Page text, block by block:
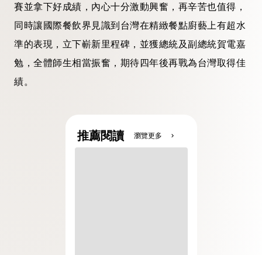
賽並拿下好成績，內心十分激動興奮，再辛苦也值得，
同時讓國際餐飲界見識到台灣在精緻餐點廚藝上有超水
準的表現，立下嶄新里程碑，並獲總統及副總統賀電嘉
勉，全體師生相當振奮，期待四年後再戰為台灣取得佳
績。
推薦閱讀 瀏覽更多 chevron_right